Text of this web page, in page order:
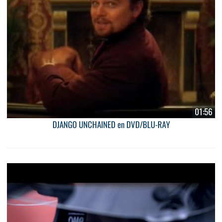
01:56
DJANGO UNCHAINED en DVD/BLU-RAY